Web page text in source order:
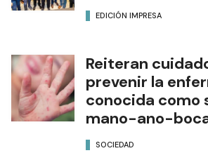
EDICIÓN IMPRESA
Reiteran
prevenir la
conocida como
mano-ano-
SOCIEDAD